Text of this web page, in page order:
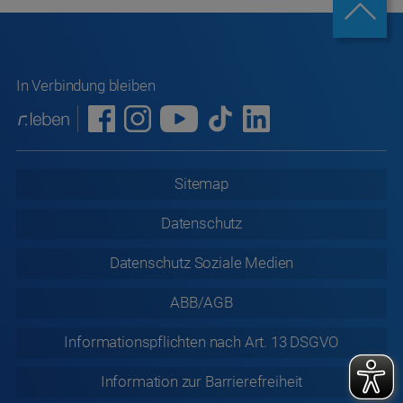
In Verbindung bleiben
Sitemap
Datenschutz
Datenschutz Soziale Medien
ABB/AGB
Informationspflichten nach Art. 13 DSGVO
Information zur Barrierefreiheit